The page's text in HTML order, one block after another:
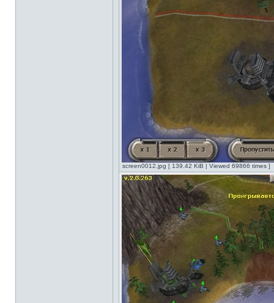
screen0012.jpg [ 139.42 KiB | Viewed 69866 times ]